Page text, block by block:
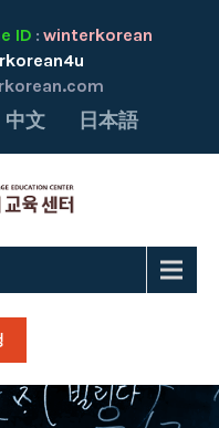
ID : winterkorean
中文 日本語